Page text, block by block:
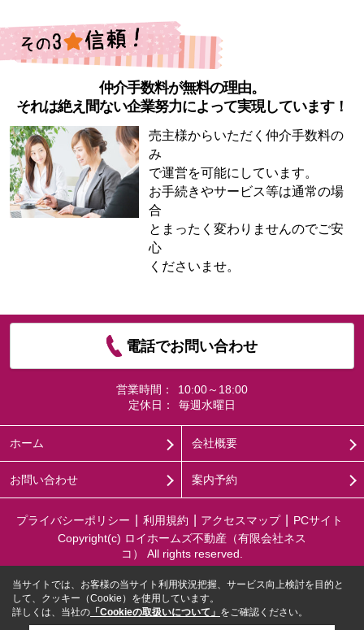
仲介手数料が無料の理由。
それは絶え間ない企業努力によって実現しています！
売主様からいただく仲介手数料の
み
で運営を可能にしています。
お手続きやサービス等は通常の場
合
とまったく変わりませんのでご安
心
くださいませ。
電話でお問い合わせ
営業時間：
10:00～18:00
定休日：
毎週水曜日
ホーム 会社概要
お問い合わせ 案内予約
プライバシーポリシー 利用規約 アクセスマップ
PCサイト
Copyright(c) ロイホームズ不動産（有限会社ネス
コ） All rights reserved.
当サイトでは、お客様の当サイト利用状況把握、サービス向上検討を目的と
して、クッキー（Cookie）を使用しています。
詳しくは、当社の 「Cookieの取扱いについて」 をご確認ください。